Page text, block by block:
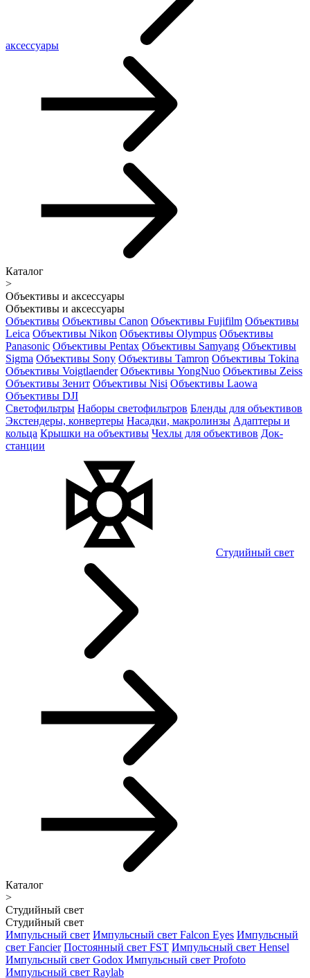
аксессуары
Каталог
>
Объективы и аксессуары
Объективы и аксессуары
Объективы Объективы Canon Объективы Fujifilm Объективы
Leica Объективы Nikon Объективы Olympus Объективы
Panasonic Объективы Pentax Объективы Samyang Объективы
Sigma Объективы Sony Объективы Tamron Объективы Tokina
Объективы Voigtlaender Объективы YongNuo Объективы Zeiss
Объективы Зенит Объективы Nisi Объективы Laowa
Объективы DJI
Светофильтры Наборы светофильтров Бленды для объективов
Экстендеры, конвертеры Насадки, макролинзы Адаптеры и
кольца Крышки на объективы Чехлы для объективов Док-
станции
Студийный свет
Каталог
>
Студийный свет
Студийный свет
Импульсный свет Импульсный свет Falcon Eyes Импульсный
свет Fancier Постоянный свет FST Импульсный свет Hensel
Импульсный свет Godox Импульсный свет Profoto
Импульсный свет Raylab